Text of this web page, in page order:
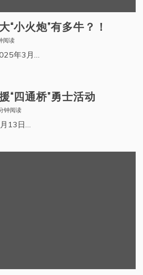
“小火炮”有多牛？！
阅读
年3月…
“四通桥”勇士活动
钟阅读
13日…